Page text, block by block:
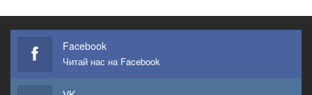
Facebook
Читай нас на Facebook